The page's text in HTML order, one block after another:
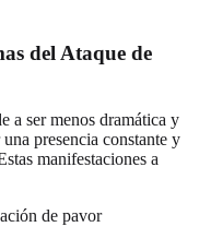
del Ataque de
a ser menos dramática y
presencia constante y
manifestaciones a
de pavor